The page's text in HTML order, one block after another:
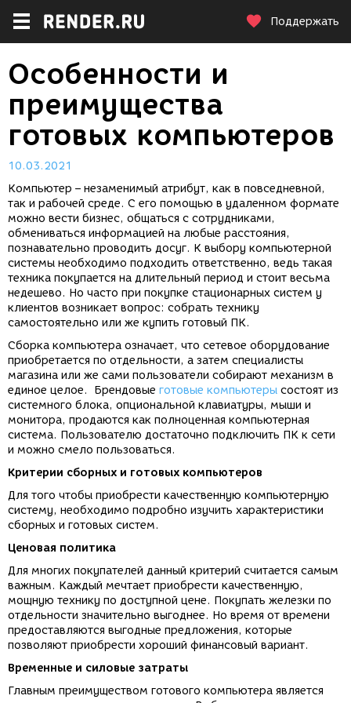
Поддержать
Особенности и
преимущества
готовых компьютеров
10.03.2021
Компьютер – незаменимый атрибут, как в повседневной,
так и рабочей среде. С его помощью в удаленном формате
можно вести бизнес, общаться с сотрудниками,
обмениваться информацией на любые расстояния,
познавательно проводить досуг. К выбору компьютерной
системы необходимо подходить ответственно, ведь такая
техника покупается на длительный период и стоит весьма
недешево. Но часто при покупке стационарных систем у
клиентов возникает вопрос: собрать технику
самостоятельно или же купить готовый ПК.
Сборка компьютера означает, что сетевое оборудование
приобретается по отдельности, а затем специалисты
магазина или же сами пользователи собирают механизм в
единое целое. Брендовые готовые компьютеры состоят из
системного блока, опциональной клавиатуры, мыши и
монитора, продаются как полноценная компьютерная
система. Пользователю достаточно подключить ПК к сети
и можно смело пользоваться.
Критерии сборных и готовых компьютеров
Для того чтобы приобрести качественную компьютерную
систему, необходимо подробно изучить характеристики
сборных и готовых систем.
Ценовая политика
Для многих покупателей данный критерий считается самым
важным. Каждый мечтает приобрести качественную,
мощную технику по доступной цене. Покупать железки по
отдельности значительно выгоднее. Но время от времени
предоставляются выгодные предложения, которые
позволяют приобрести хороший финансовый вариант.
Временные и силовые затраты
Главным преимуществом готового компьютера является